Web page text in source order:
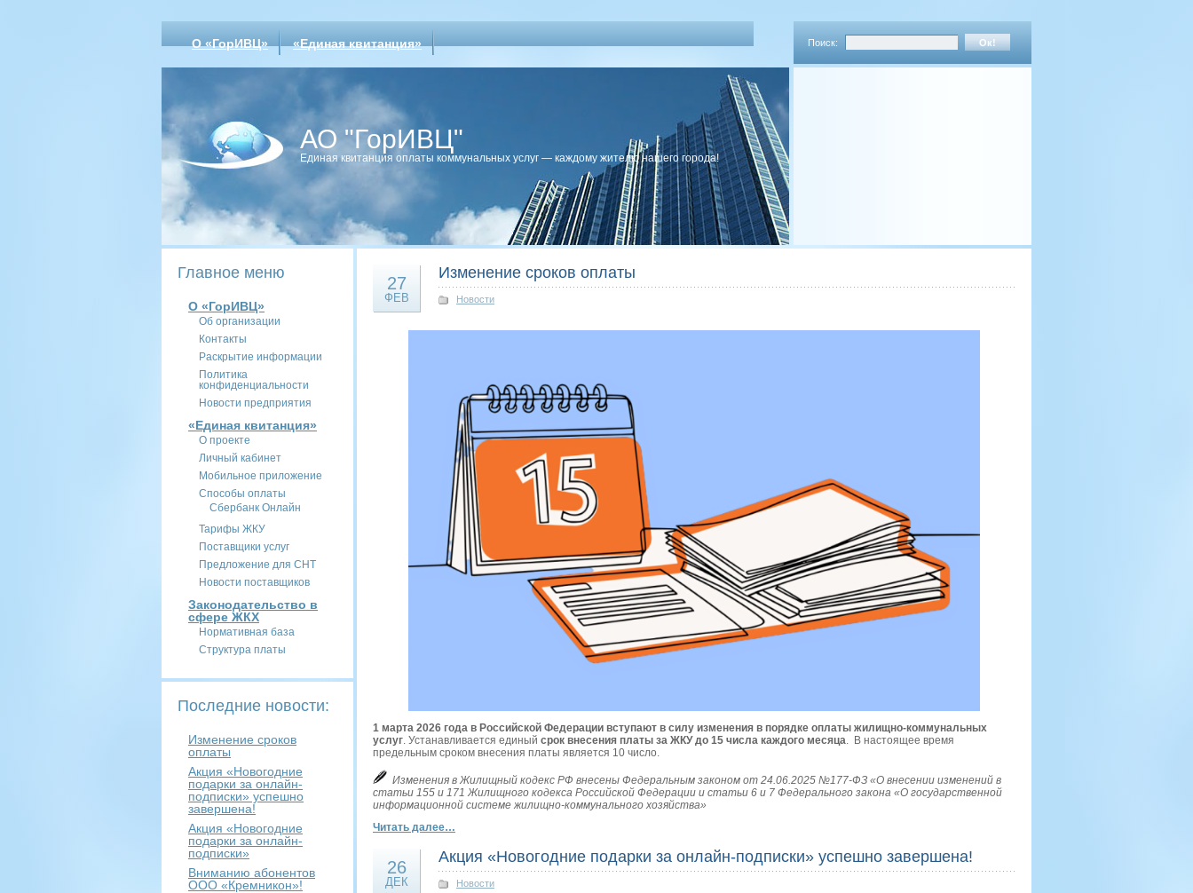
О «ГорИВЦ» «Единая квитанция» Поиск:
АО "ГорИВЦ"
Единая квитанция оплаты коммунальных услуг — каждому жителю нашего города!
Главное меню
О «ГорИВЦ»
Об организации
Контакты
Раскрытие информации
Политика
конфиденциальности
Новости предприятия
«Единая квитанция»
О проекте
Личный кабинет
Мобильное приложение
Способы оплаты
Сбербанк Онлайн
Тарифы ЖКУ
Поставщики услуг
Предложение для СНТ
Новости поставщиков
Законодательство в
сфере ЖКХ
Нормативная база
Структура платы
Последние новости:
Изменение сроков
оплаты
Акция «Новогодние
подарки за онлайн-
подписки» успешно
завершена!
Акция «Новогодние
подарки за онлайн-
подписки»
Вниманию абонентов
ООО «Кремникон»!
27
ФЕВ
Изменение сроков оплаты
Новости
1 марта 2026 года в Российской Федерации вступают в силу изменения в порядке оплаты жилищно-коммунальных
услуг. Устанавливается единый срок внесения платы за ЖКУ до 15 числа каждого месяца. В настоящее время
предельным сроком внесения платы является 10 число.
Изменения в Жилищный кодекс РФ внесены Федеральным законом от 24.06.2025 №177-ФЗ «О внесении изменений в
статьи 155 и 171 Жилищного кодекса Российской Федерации и статьи 6 и 7 Федерального закона «О государственной
информационной системе жилищно-коммунального хозяйства»
Читать далее…
26
ДЕК
Акция «Новогодние подарки за онлайн-подписки» успешно завершена!
Новости